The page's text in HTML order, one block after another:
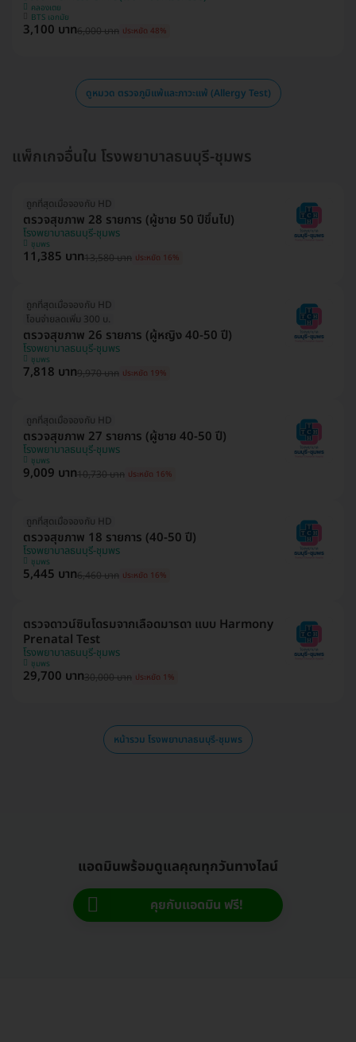
คลองเตย
BTS เอกมัย
3,100 บาท6,000 บาท ประหยัด 48%
ดูหมวด ตรวจภูมิแพ้และภาวะแพ้ (Allergy Test)
แพ็กเกจอื่นใน โรงพยาบาลธนบุรี-ชุมพร
ถูกที่สุดเมื่อจองกับ HD
ตรวจสุขภาพ 28 รายการ (ผู้ชาย 50 ปีขึ้นไป)
โรงพยาบาลธนบุรี-ชุมพร
ชุมพร
11,385 บาท13,580 บาท ประหยัด 16%
ถูกที่สุดเมื่อจองกับ HD
โอนจ่ายลดเพิ่ม 300 บ.
ตรวจสุขภาพ 26 รายการ (ผู้หญิง 40-50 ปี)
โรงพยาบาลธนบุรี-ชุมพร
ชุมพร
7,818 บาท9,970 บาท ประหยัด 19%
ถูกที่สุดเมื่อจองกับ HD
ตรวจสุขภาพ 27 รายการ (ผู้ชาย 40-50 ปี)
โรงพยาบาลธนบุรี-ชุมพร
ชุมพร
9,009 บาท10,730 บาท ประหยัด 16%
ถูกที่สุดเมื่อจองกับ HD
ตรวจสุขภาพ 18 รายการ (40-50 ปี)
โรงพยาบาลธนบุรี-ชุมพร
ชุมพร
5,445 บาท6,460 บาท ประหยัด 16%
ตรวจดาวน์ซินโดรมจากเลือดมารดา แบบ Harmony
Prenatal Test
โรงพยาบาลธนบุรี-ชุมพร
ชุมพร
29,700 บาท30,000 บาท ประหยัด 1%
หน้ารวม โรงพยาบาลธนบุรี-ชุมพร
แอดมินพร้อมดูแลคุณทุกวันทางไลน์
คุยกับแอดมิน ฟรี!